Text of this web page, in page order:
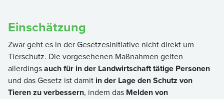
Einschätzung
Zwar geht es in der Gesetzesinitiative nicht direkt um
Tierschutz. Die vorgesehenen Maßnahmen gelten
allerdingsauch für in der Landwirtschaft tätige Personen
und das Gesetz ist damit in der Lage den Schutz von
Tieren zu verbessern, indem das Melden von